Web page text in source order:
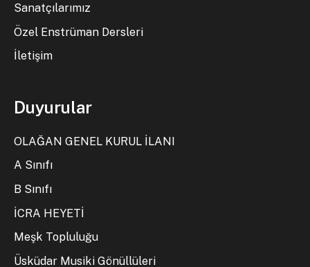
Sanatçılarımız
Özel Enstrüman Dersleri
İletişim
Duyurular
OLAĞAN GENEL KURUL İLANI
A Sınıfı
B Sınıfı
İCRA HEYETİ
Meşk Topluluğu
Üsküdar Musiki Gönüllüleri